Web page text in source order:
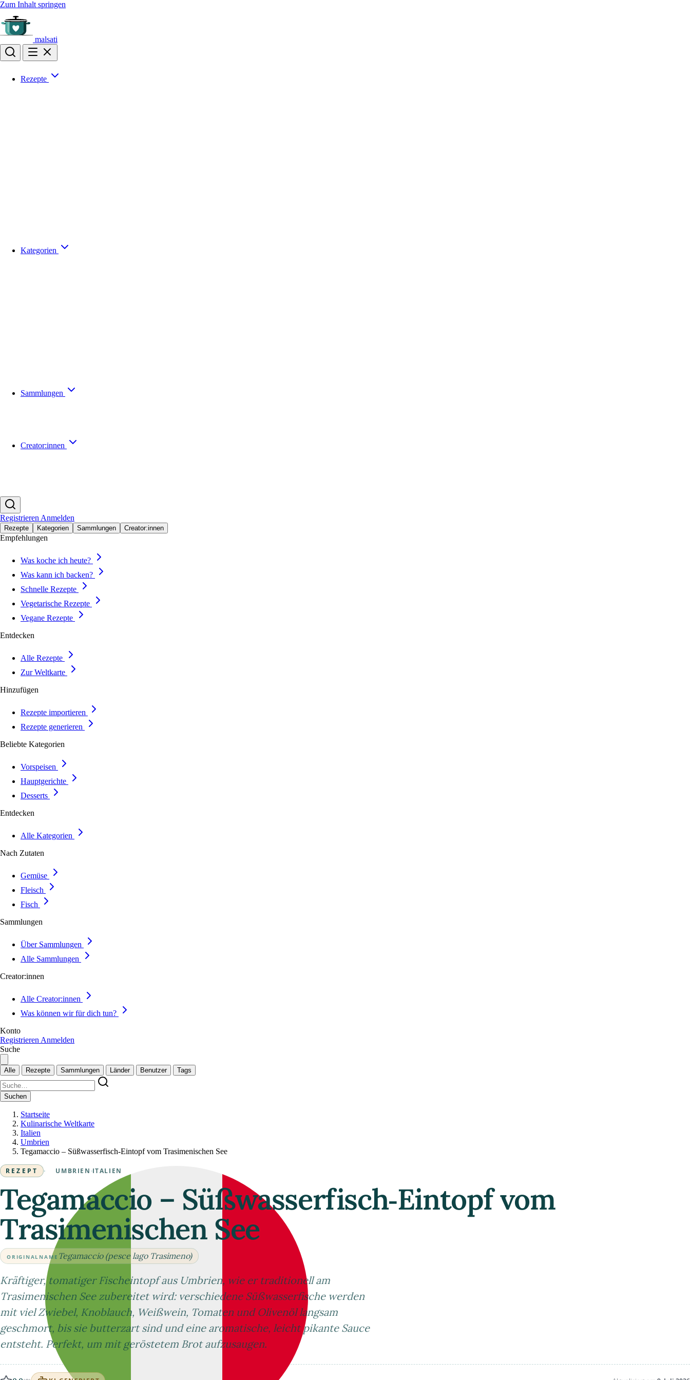
Zum Inhalt springen
malsati
Rezepte
Kategorien
Sammlungen
Creator:innen
Registrieren Anmelden
Rezepte Kategorien Sammlungen Creator:innen
Empfehlungen
Was koche ich heute?
Was kann ich backen?
Schnelle Rezepte
Vegetarische Rezepte
Vegane Rezepte
Entdecken
Alle Rezepte
Zur Weltkarte
Hinzufügen
Rezepte importieren
Rezepte generieren
Beliebte Kategorien
Vorspeisen
Hauptgerichte
Desserts
Entdecken
Alle Kategorien
Nach Zutaten
Gemüse
Fleisch
Fisch
Sammlungen
Über Sammlungen
Alle Sammlungen
Creator:innen
Alle Creator:innen
Was können wir für dich tun?
Konto
Registrieren Anmelden
Suche
Alle Rezepte Sammlungen Länder Benutzer Tags
Suchen
Startseite
Kulinarische Weltkarte
Italien
Umbrien
Tegamaccio – Süßwasserfisch‑Eintopf vom Trasimenischen See
REZEPT · UMBRIEN ·ITALIEN
Tegamaccio – Süßwasserfisch‑Eintopf vom
Trasimenischen See
ORIGINALNAME Tegamaccio (pesce lago Trasimeno)
Kräftiger, tomatiger Fischeintopf aus Umbrien, wie er traditionell am
Trasimenischen See zubereitet wird: verschiedene Süßwasserfische werden
mit viel Zwiebel, Knoblauch, Weißwein, Tomaten und Olivenöl langsam
geschmort, bis sie butterzart sind und eine aromatische, leicht pikante Sauce
entsteht. Perfekt, um mit geröstetem Brot aufzusaugen.